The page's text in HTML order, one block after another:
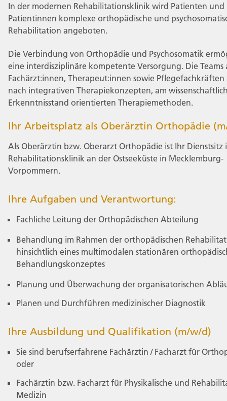
In der modernen Rehabilitationsklinik wird Patienten und
Patientinnen komplexe orthopädische und
Rehabilitation angeboten.
Die Verbindung von Orthopädie und Psychosomatik
eine interdisziplinäre kompetente Versorgung. Die Teams
Fachärzt:innen, Therapeut:innen sowie
nach integrativen Therapiekonzepten, am
Erkenntnisstand orientierten Therapiemethoden.
Ihr Arbeitsplatz als Oberärztin Orthopädie
Als Oberärztin bzw. Oberarzt Orthopädie ist Ihr Dienstsitz
Rehabilitationsklinik an der Ostseeküste in Mecklemburg-
Vorpommern.
Ihre Aufgaben und Verantwortung:
Fachliche Leitung der Orthopädischen Abteilung
Behandlung im Rahmen der orthopädischen
hinsichtlich eines multimodalen stationären
Behandlungskonzeptes
Planung und Überwachung der organisatorischen
Planen und Durchführen medizinischer Diagnostik
Ihre Ausbildung und Qualifikation (m/w/d)
Sie sind berufserfahrene Fachärztin / Facharzt für
oder
Fachärztin bzw. Facharzt für Physikalische und
Medizin